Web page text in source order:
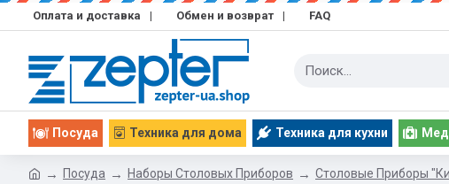
Оплата и доставка | Обмен и возврат | FAQ
Посуда Техника для дома Техника для кухни
Посуда Наборы Столовых Приборов Столовые Приборы